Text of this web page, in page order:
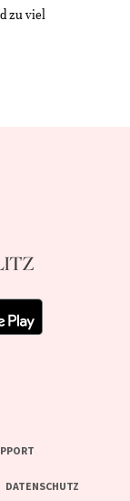
zu viel
DATENSCHUTZ